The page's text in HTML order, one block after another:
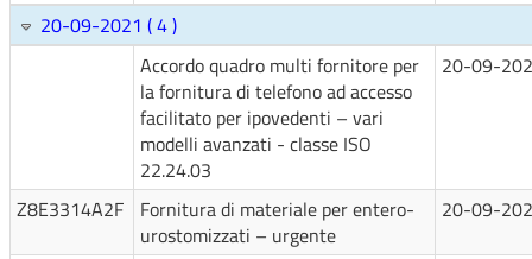
20-09-2021 ( 4 )
Accordo quadro multi fornitore per
la fornitura di telefono ad accesso
facilitato per ipovedenti – vari
modelli avanzati - classe ISO
22.24.03
20-09-
Z8E3314A2F
Fornitura di materiale per entero-
urostomizzati – urgente
20-09-